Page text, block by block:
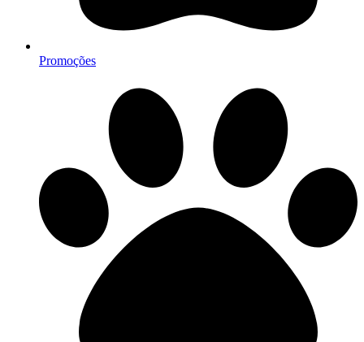
Promoções